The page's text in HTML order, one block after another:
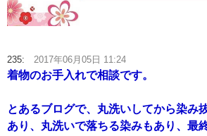
235: 2017年06月05日 11:24
着物のお手入れで相談です。
とあるブログで、丸洗いしてから染み
あり、丸洗いで落ちる染みもあり、最